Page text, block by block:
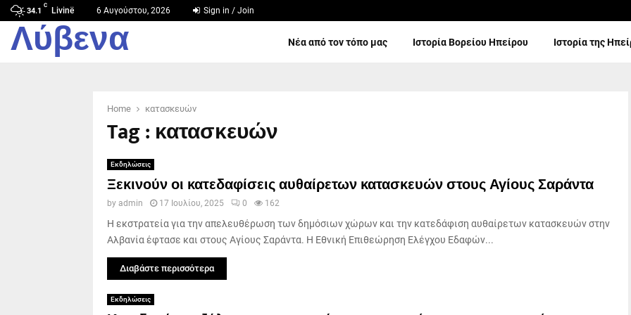
34.1
C
Livinë 6 Αυγούστου, 2026 Sign in / Join
Λύβενα Νέα από τον τόπο μας Ιστορία Βορείου Ηπείρου Ιστορία της
Home κατασκευών
Tag : κατασκευών
Εκδηλώσεις
Ξεκινούν οι κατεδαφίσεις αυθαίρετων κατασκευών στους Αγίους Σαράντα
by admin 17 Ιουλίου, 2025 0 162
Η εκστρατεία για την απελευθέρωση των δημόσιων χώρων και την κατεδάφιση αυθαίρετων κατασκευών στην
Αλβανία έφτασε και στους Αγίους Σαράντα. Η Εθνική Επιθεώρηση Ελέγχου Εδαφών...
Διαβάστε περισσότερα
Εκδηλώσεις